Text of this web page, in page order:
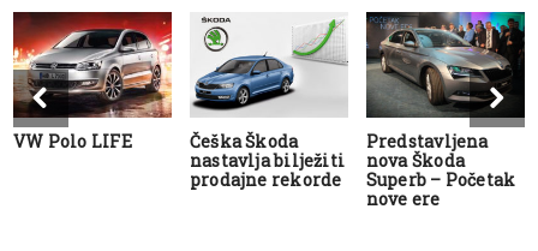
VW Polo LIFE
Češka Škoda
nastavlja bilježiti
prodajne rekorde
Predstavljena
nova Škoda
Superb – Početak
nove ere